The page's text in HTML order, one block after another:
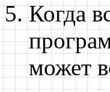
Когда
может